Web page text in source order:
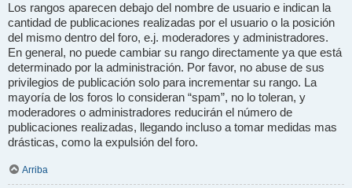
Los rangos aparecen debajo del nombre de usuario e indican la
cantidad de publicaciones realizadas por el usuario o la posición
del mismo dentro del foro, e.j. moderadores y administradores.
En general, no puede cambiar su rango directamente ya que está
determinado por la administración. Por favor, no abuse de sus
privilegios de publicación solo para incrementar su rango. La
mayoría de los foros lo consideran “spam”, no lo toleran, y
moderadores o administradores reducirán el número de
publicaciones realizadas, llegando incluso a tomar medidas mas
drásticas, como la expulsión del foro.
Arriba